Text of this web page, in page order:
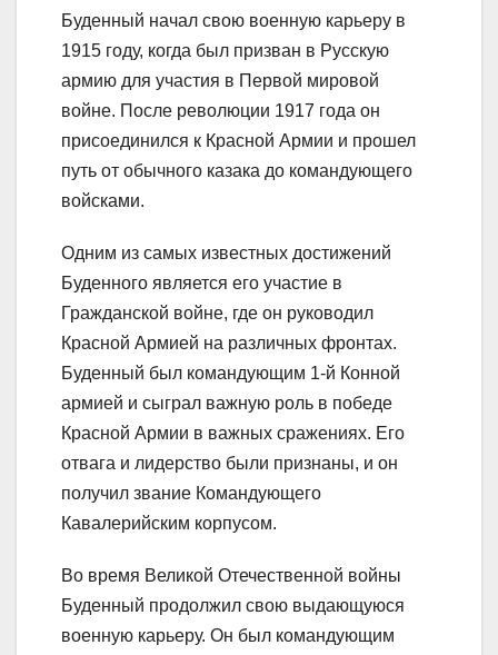
Буденный начал свою военную карьеру в
1915 году, когда был призван в Русскую
армию для участия в Первой мировой
войне. После революции 1917 года он
присоединился к Красной Армии и прошел
путь от обычного казака до командующего
войсками.
Одним из самых известных достижений
Буденного является его участие в
Гражданской войне, где он руководил
Красной Армией на различных фронтах.
Буденный был командующим 1-й Конной
армией и сыграл важную роль в победе
Красной Армии в важных сражениях. Его
отвага и лидерство были признаны, и он
получил звание Командующего
Кавалерийским корпусом.
Во время Великой Отечественной войны
Буденный продолжил свою выдающуюся
военную карьеру. Он был командующим